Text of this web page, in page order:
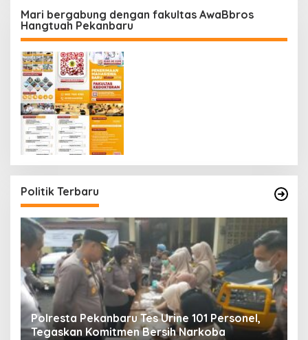
Mari bergabung dengan fakultas AwaBbros
Hangtuah Pekanbaru
Politik Terbaru
Polresta Pekanbaru Tes Urine 101 Personel,
Tegaskan Komitmen Bersih Narkoba